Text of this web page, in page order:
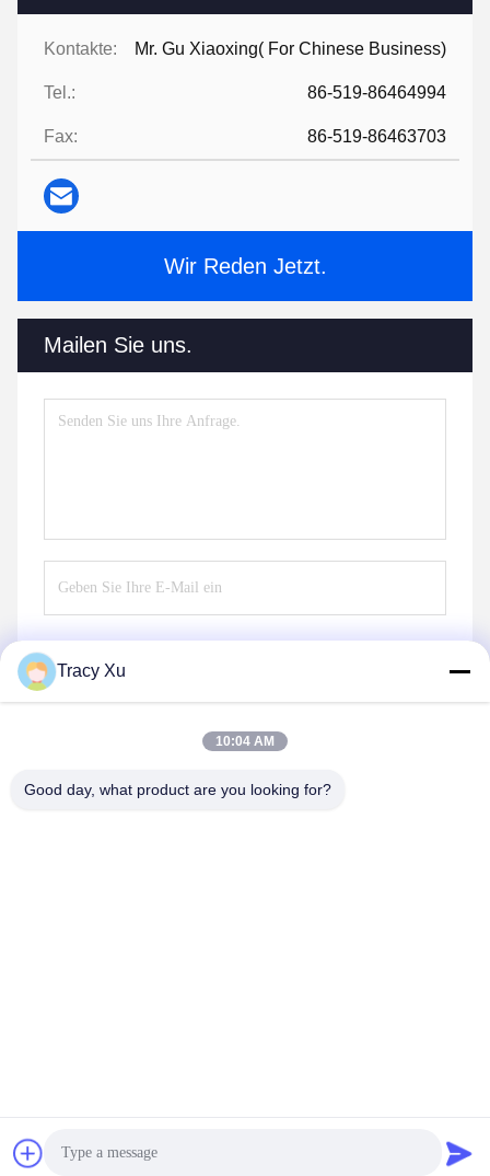
Kontakte: Mr. Gu Xiaoxing( For Chinese Business)
Tel.: 86-519-86464994
Fax: 86-519-86463703
Wir Reden Jetzt.
Mailen Sie uns.
Material Co., Ltd. Alle Rechte vorbehalten.
Tracy Xu
10:04 AM
Good day, what product are you looking for?